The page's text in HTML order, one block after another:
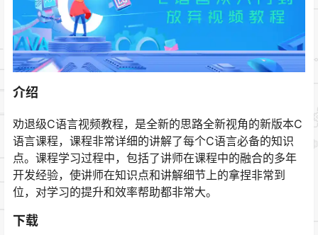
介绍
劝退级C语言视频教程，是全新的思路全新视角的新版本C
语言课程，课程非常详细的讲解了每个C语言必备的知识
点。课程学习过程中，包括了讲师在课程中的融合的多年
开发经验，使讲师在知识点和讲解细节上的拿捏非常到
位，对学习的提升和效率帮助都非常大。
下载